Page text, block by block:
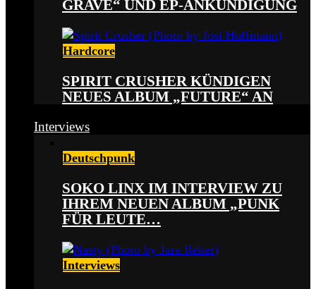
GRAVE“ UND EP-ANKÜNDIGUNG
Hardcore
SPIRIT CRUSHER KÜNDIGEN
NEUES ALBUM „FUTURE“ AN
Interviews
Deutschpunk
SOKO LINX IM INTERVIEW ZU
IHREM NEUEN ALBUM „PUNK
FÜR LEUTE…
Interviews